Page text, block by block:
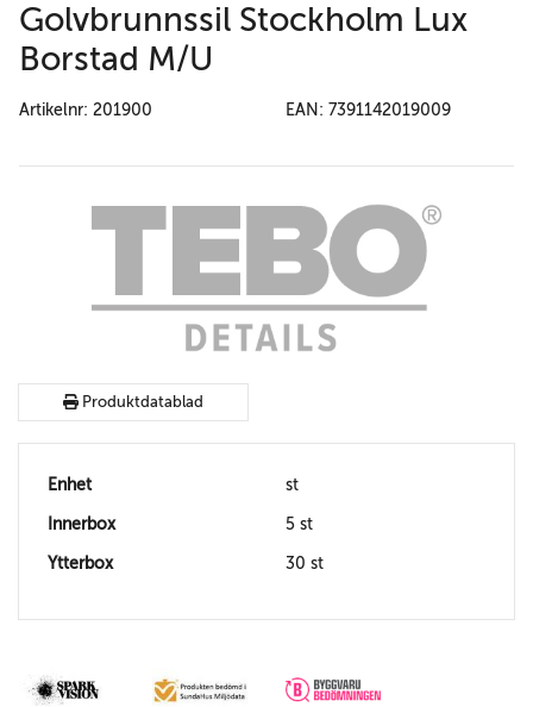
Golvbrunnssil Stockholm Lux
Borstad M/U
Artikelnr: 201900 EAN: 7391142019009
Produktdatablad
Enhet st
Innerbox 5 st
Ytterbox 30 st